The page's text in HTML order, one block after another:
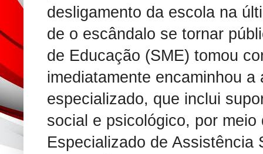
desligamento da escola na
de o escândalo se tornar
de Educação (SME) tomou
imediatamente encaminhou
especializado, que inclui
social e psicológico, por
Especializado de Assistência